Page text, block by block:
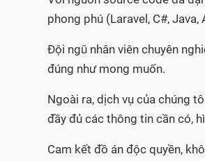
phong phú (Laravel, C#,
Đội ngũ nhân viên chuyên
đúng như mong muốn.
Ngoài ra, dịch vụ của chúng
đầy đủ các thông tin cần có,
Cam kết đồ án độc quyền,